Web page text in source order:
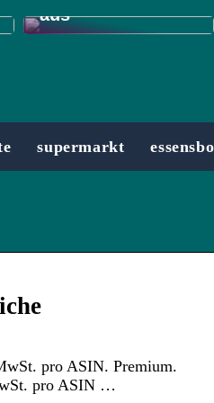
aus
supermarkt
pro ASIN. Premium.
pro ASIN …